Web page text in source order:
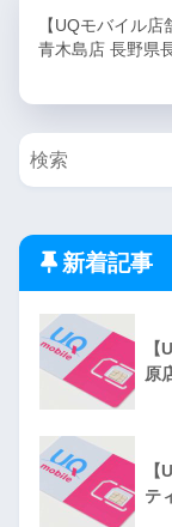
【UQモバイル
青木島店 長野県
新着記事
原
テ